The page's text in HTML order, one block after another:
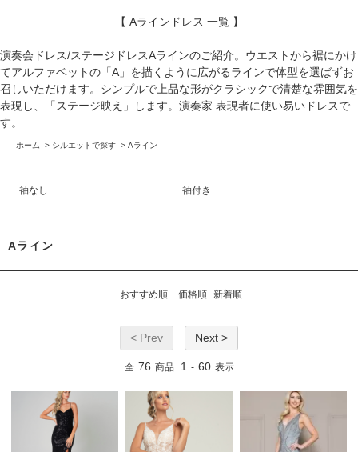
【 Aラインドレス 一覧 】
演奏会ドレス/ステージドレスAラインのご紹介。ウエストから裾にかけ
てアルファベットの「A」を描くように広がるラインで体型を選ばずお
召しいただけます。シンプルで上品な形がクラシックで清楚な雰囲気を
表現し、「ステージ映え」します。演奏家 表現者に使い易いドレスで
す。
ホーム > シルエットで探す > Aライン
袖なし 袖付き
Aライン
おすすめ順 価格順 新着順
< Prev Next >
全 76 商品 1 - 60 表示